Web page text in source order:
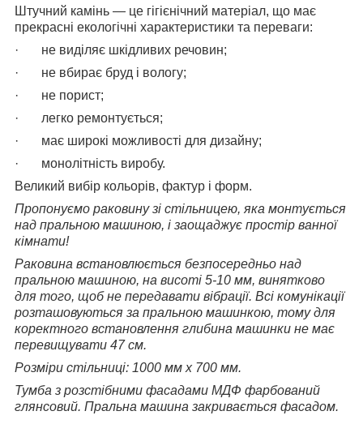
Штучний камінь — це гігієнічний матеріал, що має
прекрасні екологічні характеристики та переваги:
· не виділяє шкідливих речовин;
· не вбирає бруд і вологу;
· не порист;
· легко ремонтується;
· має широкі можливості для дизайну;
· монолітність виробу.
Великий вибір кольорів, фактур і форм.
Пропонуємо раковину зі стільницею, яка монтується
над пральною машиною, і заощаджує простір ванної
кімнати!
Раковина встановлюється безпосередньо над
пральною машиною, на висоті 5-10 мм, винятково
для того, щоб не передавати вібрації. Всі комунікації
розташовуються за пральною машинкою, тому для
коректного встановлення глибина машинки не має
перевищувати 47 см.
Розміри стільниці: 1000 мм х 700 мм.
Тумба з розстібними фасадами МДФ фарбований
глянсовий. Пральна машина закривається фасадом.